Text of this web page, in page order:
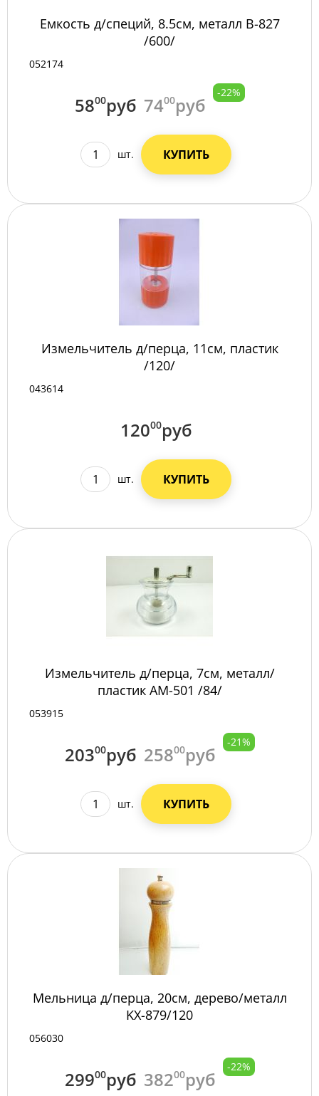
Емкость д/специй, 8.5см, металл B-827
/600/
052174
5800руб 7400руб
-22%
шт. КУПИТЬ
Измельчитель д/перца, 11см, пластик
/120/
043614
12000руб
шт. КУПИТЬ
Измельчитель д/перца, 7см, металл/
пластик AM-501 /84/
053915
20300руб 25800руб
-21%
шт. КУПИТЬ
Мельница д/перца, 20см, дерево/металл
KX-879/120
056030
29900руб 38200руб
-22%